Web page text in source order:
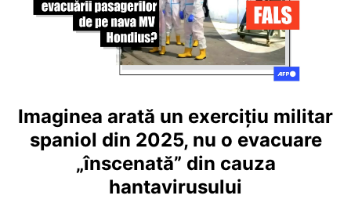
Imaginea arată un exercițiu militar
spaniol din 2025, nu o evacuare
„înscenată” din cauza
hantavirusului